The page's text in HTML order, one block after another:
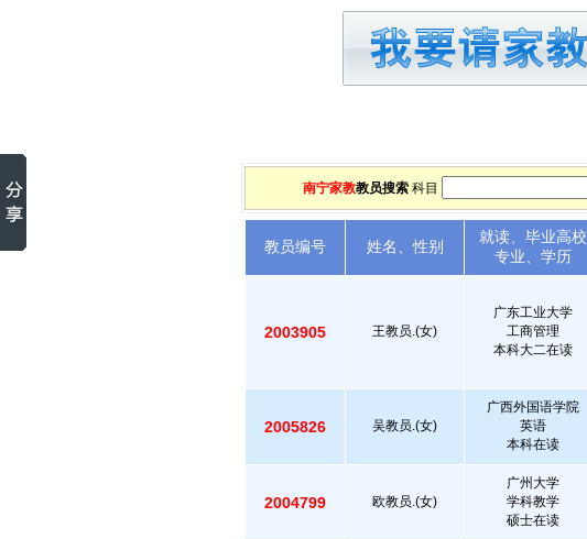
南宁家教教员搜索科目
教员编号 姓名、性别
就读、毕业高校
专业、学历
2003905 王教员.(女)
广东工业大学
工商管理
本科大二在读
2005826 吴教员.(女)
广西外国语学院
英语
本科在读
2004799 欧教员.(女)
广州大学
学科教学
硕士在读